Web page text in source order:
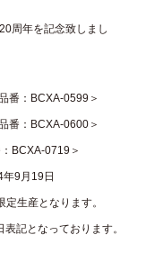
周年を記念致しまし
番：BCXA-0599＞
番：BCXA-0600＞
BCXA-0719＞
9月19日
生産となります。
記となっております。